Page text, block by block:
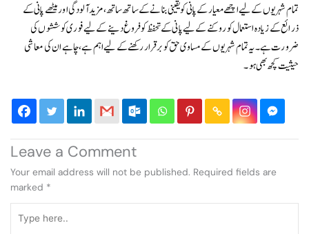
تمام شہریوں کے لیے اچھے معیار کے پانی کو یقینی بنانے کے ساتھ ساتھ، مزید آلودگی اور میٹھے پانی کے
ذرائع کے زیادہ استعمال کو روکنے کے لیے پانی کے تحفظ کو فروغ دینے کے لیے فوری کوششوں کی
ضرورت ہے۔ یہ تمام شہریوں کے مساوی حق کو برقرار رکھنے کے لیے اہم ہے، چاہے ان کی معاشی
حیثیت کچھ بھی ہو ۔
Leave a Comment
Your email address will not be published. Required fields are
marked *
here..